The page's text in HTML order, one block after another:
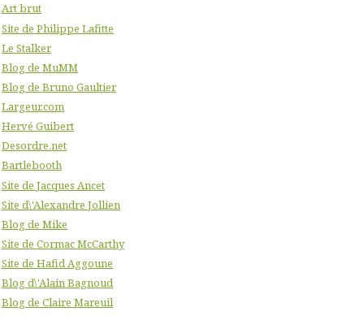
Art brut
Site de Philippe Lafitte
Le Stalker
Blog de MuMM
Blog de Bruno Gaultier
Largeur.com
Hervé Guibert
Desordre.net
Bartlebooth
Site de Jacques Ancet
Site d\'Alexandre Jollien
Blog de Mike
Site de Cormac McCarthy
Site de Hafid Aggoune
Blog d\'Alain Bagnoud
Blog de Claire Mareuil